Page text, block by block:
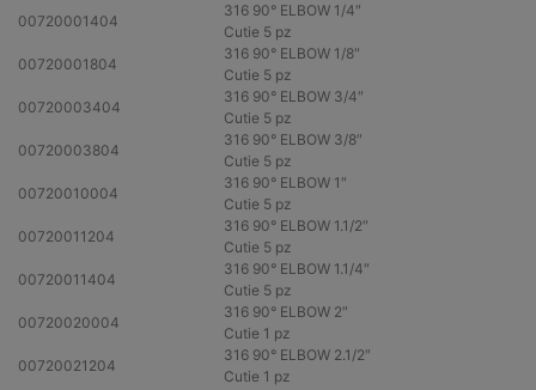
00720001404
316 90° ELBOW 1/4″
Cutie 5 pz
00720001804
316 90° ELBOW 1/8″
Cutie 5 pz
00720003404
316 90° ELBOW 3/4″
Cutie 5 pz
00720003804
316 90° ELBOW 3/8″
Cutie 5 pz
00720010004
316 90° ELBOW 1″
Cutie 5 pz
00720011204
316 90° ELBOW 1.1/2″
Cutie 5 pz
00720011404
316 90° ELBOW 1.1/4″
Cutie 5 pz
00720020004
316 90° ELBOW 2″
Cutie 1 pz
00720021204
316 90° ELBOW 2.1/2″
Cutie 1 pz